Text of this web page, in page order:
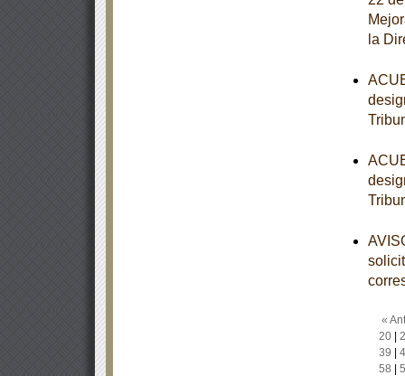
la
«
20|
39
58